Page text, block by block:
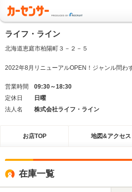
ライフ・ライン
北海道恵庭市柏陽町３－２－５
2022年8月リニューアルOPEN！ジャンル問わ
営業時間
09:30～18:30
定休日
日曜
法人名
株式会社ライフ・ライン
お店TOP 地図&アクセス
在庫一覧